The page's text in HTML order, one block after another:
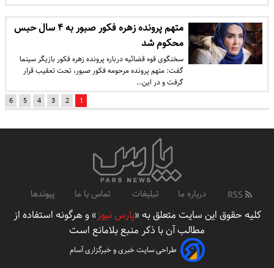
متهم پرونده زهره فکور صبور به ۴ سال حبس
محکوم شد
سخنگوی قوه قضائیه درباره پرونده زهره فکور بازیگر سینما
گفت: متهم پرونده مرحومه فکور صبور، تحت تعقیب قرار
گرفت و در این…
1
2
3
4
5
6
درباره ما تبلیغات تماس با ما پیوندها
کلیه حقوق این سایت متعلق به «پارس نیوز» و هرگونه استفاده از
مطالب آن با ذکر منبع بلامانع است
طراحی سایت خبری و خبرگزاری آسام